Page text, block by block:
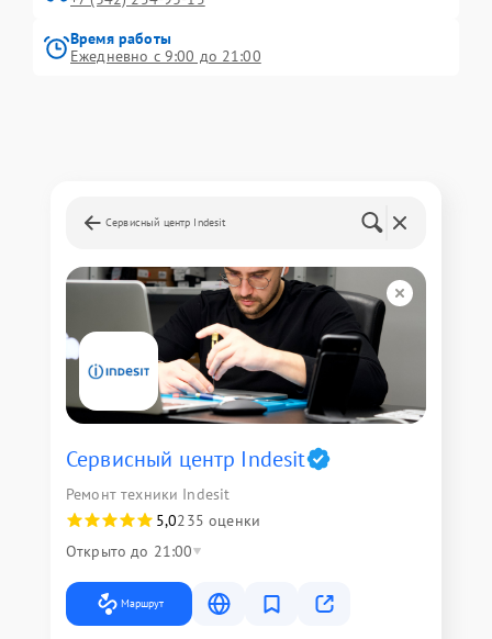
Время работы
Ежедневно с 9:00 до 21:00
Сервисный центр Indesit
Сервисный центр Indesit
Ремонт техники Indesit
5,0235 оценки
Открыто до 21:00
Маршрут